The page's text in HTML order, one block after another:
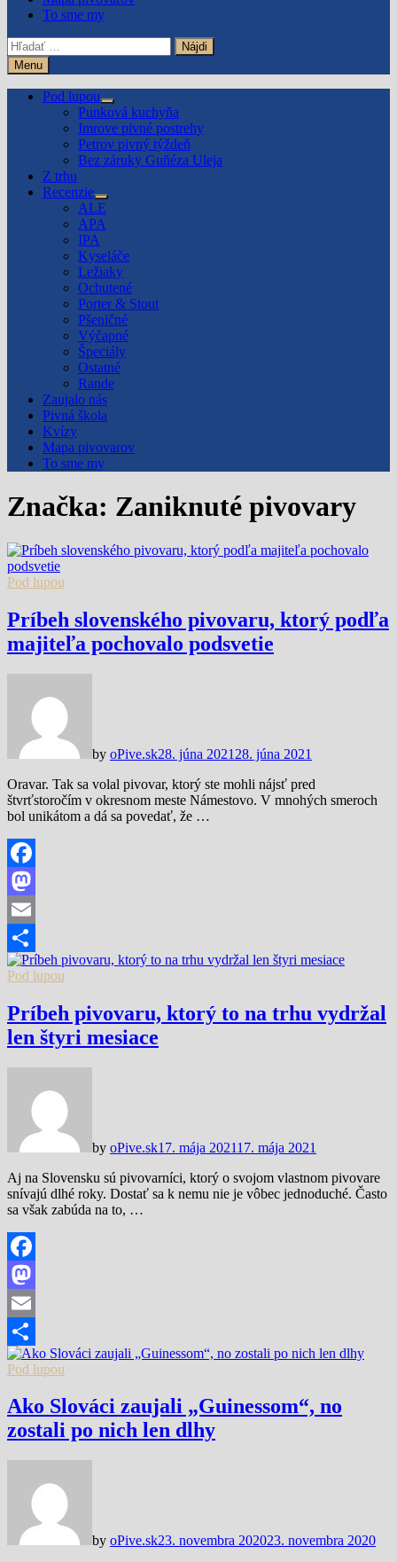
To sme my
Hľadať:
Menu
Pod lupou
Show
sub
menu
Punková kuchyňa
Imrove pivné postrehy
Petrov pivný týždeň
Bez záruky Guñéza Uleja
Z trhu
Recenzie
Show
sub
menu
ALE
APA
IPA
Kyseláče
Ležiaky
Ochutené
Porter & Stout
Pšeničné
Výčapné
Špeciály
Ostatné
Rande
Zaujalo nás
Pivná škola
Kvízy
Mapa pivovarov
To sme my
Značka: Zaniknuté pivovary
Pod lupou
Príbeh slovenského pivovaru, ktorý podľa
majiteľa pochovalo podsvetie
by oPive.sk28. júna 2021 28. júna 2021
Oravar. Tak sa volal pivovar, ktorý ste mohli nájsť pred
štvrťstoročím v okresnom meste Námestovo. V mnohých smeroch
bol unikátom a dá sa povedať, že …
Facebook
Mastodon
Email
Share
Pod lupou
Príbeh pivovaru, ktorý to na trhu vydržal
len štyri mesiace
by oPive.sk17. mája 202117. mája 2021
Aj na Slovensku sú pivovarníci, ktorý o svojom vlastnom pivovare
snívajú dlhé roky. Dostať sa k nemu nie je vôbec jednoduché. Často
sa však zabúda na to, …
Facebook
Mastodon
Email
Share
Pod lupou
Ako Slováci zaujali „Guinessom“, no
zostali po nich len dlhy
by oPive.sk23. novembra 202023. novembra 2020